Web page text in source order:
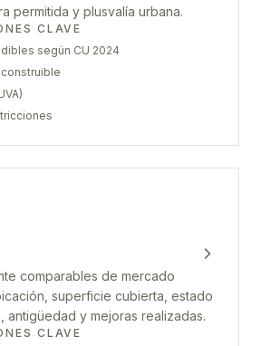
permitida y plusvalía urbana.
CLAVE
según CU 2024
comparables de mercado
superficie cubierta, estado
antigüedad y mejoras realizadas.
CLAVE